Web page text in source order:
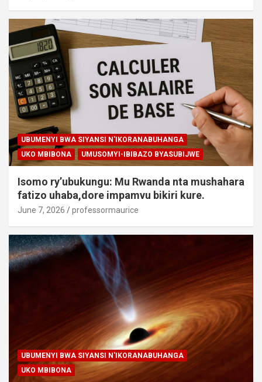
UBUMENYI BWA SIYANSI N'IKORANABUHANGA
UKO MBIBONA
UMUSOMYI-IBIBAZO BYASUBIJWE
Isomo ry’ubukungu: Mu Rwanda nta mushahara
fatizo uhaba,dore impamvu bikiri kure.
June 7, 2026 professormaurice
UBUMENYI BWA SIYANSI N'IKORANABUHANGA
UKO MBIBONA